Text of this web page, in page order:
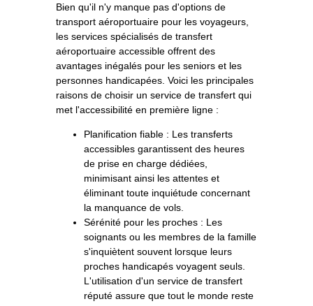
Bien qu'il n'y manque pas d'options de
transport aéroportuaire pour les voyageurs,
les services spécialisés de transfert
aéroportuaire accessible offrent des
avantages inégalés pour les seniors et les
personnes handicapées. Voici les principales
raisons de choisir un service de transfert qui
met l'accessibilité en première ligne :
Planification fiable : Les transferts
accessibles garantissent des heures
de prise en charge dédiées,
minimisant ainsi les attentes et
éliminant toute inquiétude concernant
la manquance de vols.
Sérénité pour les proches : Les
soignants ou les membres de la famille
s'inquiètent souvent lorsque leurs
proches handicapés voyagent seuls.
L'utilisation d'un service de transfert
réputé assure que tout le monde reste